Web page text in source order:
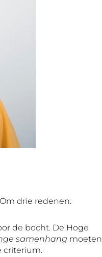
drie redenen:
de bocht. De Hoge
samenhang moeten
criterium.